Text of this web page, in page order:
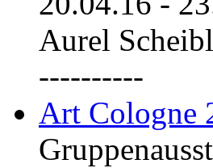
Aurel
----------
Art Cologne